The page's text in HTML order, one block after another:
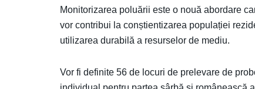
Monitorizarea poluării este o nouă abordare
vor contribui la conștientizarea populației
utilizarea durabilă a resurselor de mediu.
Vor fi definite 56 de locuri de prelevare de